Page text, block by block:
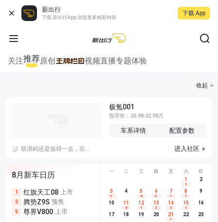
新出行
下载 新出行App 浏览更多精彩内容
下载 App
关注推荐原创 视频直播专题体验
收起
极氪001
指导价：26.98-32.98万
车系详情 配置参数
鼓浪屿还是值得一去，在岛上漫无目的的行走，随便走到哪一转角都是绝美的景色。今天最值两件事： 进入社区
8月新车日历
1 红旗天工08 上市
3 腾势Z9S 预售
5 尊界V800 上市
尊界V680 上市
享界G9 预售
别克至境L7 预售
埃安
长城H10
深蓝S05
一 二 三 四 五 六 日
1
1
2
3
1
4 5
6
6
3
7
1
8
1
9
10 11
4
12
1
13
3
14
2
15
1
16
17 18 19 20 21
1
22 23